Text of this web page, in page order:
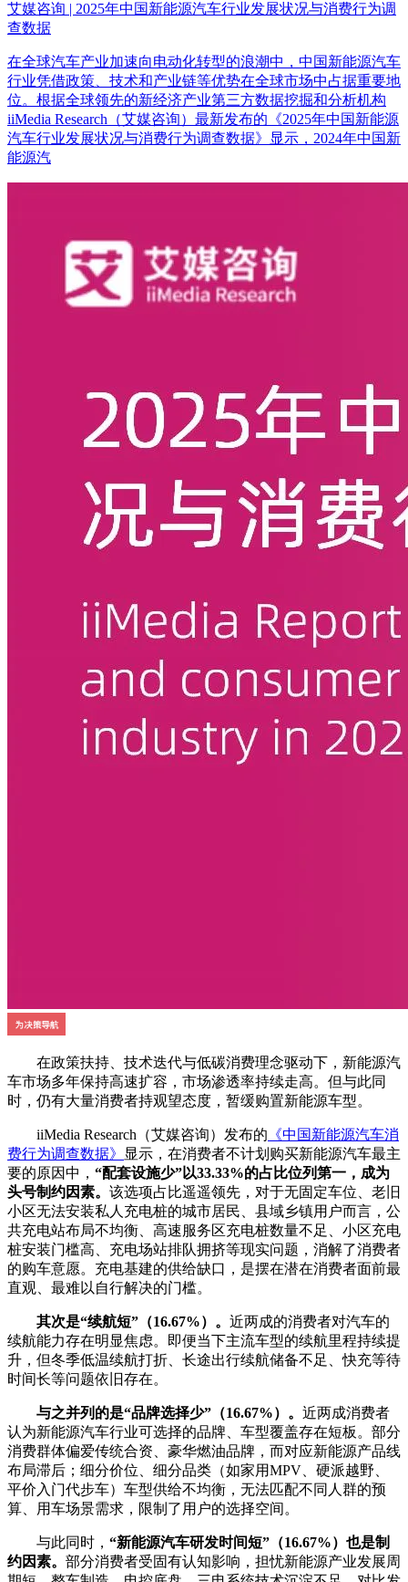
艾媒咨询 | 2025年中国新能源汽车行业发展状况与消费行为调
查数据
在全球汽车产业加速向电动化转型的浪潮中，中国新能源汽车
行业凭借政策、技术和产业链等优势在全球市场中占据重要地
位。根据全球领先的新经济产业第三方数据挖掘和分析机构
iiMedia Research（艾媒咨询）最新发布的《2025年中国新能源
汽车行业发展状况与消费行为调查数据》显示，2024年中国新
能源汽
在政策扶持、技术迭代与低碳消费理念驱动下，新能源汽
车市场多年保持高速扩容，市场渗透率持续走高。但与此同
时，仍有大量消费者持观望态度，暂缓购置新能源车型。
iiMedia Research（艾媒咨询）发布的 《中国新能源汽车消
费行为调查数据》
显示，在消费者不计划购买新能源汽车最主
要的原因中， “配套设施少”以33.33%的占比位列第一，成为
头号制约因素。 该选项占比遥遥领先，对于无固定车位、老旧
小区无法安装私人充电桩的城市居民、县域乡镇用户而言，公
共充电站布局不均衡、高速服务区充电桩数量不足、小区充电
桩安装门槛高、充电场站排队拥挤等现实问题，消解了消费者
的购车意愿。充电基建的供给缺口，是摆在潜在消费者面前最
直观、最难以自行解决的门槛。
其次是“续航短”（16.67%）。 近两成的消费者对汽车的
续航能力存在明显焦虑。即便当下主流车型的续航里程持续提
升，但冬季低温续航打折、长途出行续航储备不足、快充等待
时间长等问题依旧存在。
与之并列的是“品牌选择少”（16.67%）。 近两成消费者
认为新能源汽车行业可选择的品牌、车型覆盖存在短板。部分
消费群体偏爱传统合资、豪华燃油品牌，而对应新能源产品线
布局滞后；细分价位、细分品类（如家用MPV、硬派越野、
平价入门代步车）车型供给不均衡，无法匹配不同人群的预
算、用车场景需求，限制了用户的选择空间。
与此同时， “新能源汽车研发时间短”（16.67%）也是制
约因素。 部分消费者受固有认知影响，担忧新能源产业发展周